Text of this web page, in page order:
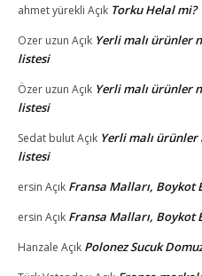
ahmet yürekli Açık Torku Helal mi?
Ozer uzun Açık Yerli malı ürünler
listesi
Özer uzun Açık Yerli malı ürünler
listesi
Sedat bulutAçık Yerli malı
listesi
ersin Açık Fransa Malları, Boykot
ersin Açık Fransa Malları, Boykot
Hanzale Açık Polonez Sucuk